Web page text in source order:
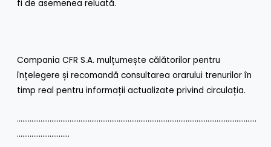
fi de asemenea reluată.
Compania CFR S.A. mulțumește călătorilor pentru
înțelegere și recomandă consultarea orarului trenurilor în
timp real pentru informații actualizate privind circulația.
……………………………………………………………………………………………………………………
………………………..